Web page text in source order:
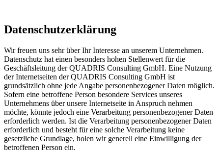
Datenschutzerklärung
Wir freuen uns sehr über Ihr Interesse an unserem Unternehmen.
Datenschutz hat einen besonders hohen Stellenwert für die
Geschäftsleitung der QUADRIS Consulting GmbH. Eine Nutzung
der Internetseiten der QUADRIS Consulting GmbH ist
grundsätzlich ohne jede Angabe personenbezogener Daten möglich.
Sofern eine betroffene Person besondere Services unseres
Unternehmens über unsere Internetseite in Anspruch nehmen
möchte, könnte jedoch eine Verarbeitung personenbezogener Daten
erforderlich werden. Ist die Verarbeitung personenbezogener Daten
erforderlich und besteht für eine solche Verarbeitung keine
gesetzliche Grundlage, holen wir generell eine Einwilligung der
betroffenen Person ein.